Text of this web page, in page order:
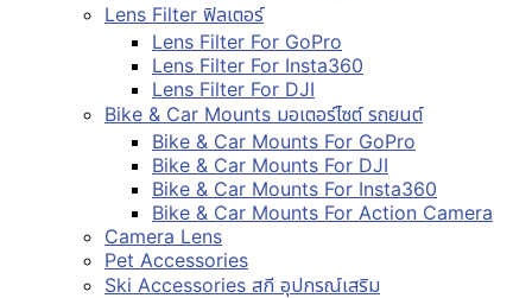
Lens Filter ฟิลเตอร์
Lens Filter For GoPro
Lens Filter For Insta360
Lens Filter For DJI
Bike & Car Mounts มอเตอร์ไซต์ รถยนต์
Bike & Car Mounts For GoPro
Bike & Car Mounts For DJI
Bike & Car Mounts For Insta360
Bike & Car Mounts For Action Camera
Camera Lens
Pet Accessories
Ski Accessories สกี อุปกรณ์เสริม